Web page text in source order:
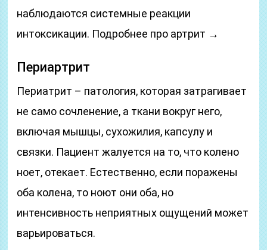
наблюдаются системные реакции
интоксикации. Подробнее про артрит →
Периартрит
Периатрит – патология, которая затрагивает
не само сочленение, а ткани вокруг него,
включая мышцы, сухожилия, капсулу и
связки. Пациент жалуется на то, что колено
ноет, отекает. Естественно, если поражены
оба колена, то ноют они оба, но
интенсивность неприятных ощущений может
варьироваться.